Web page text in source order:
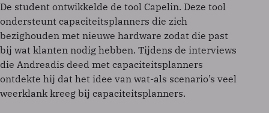
De student ontwikkelde de tool Capelin. Deze tool
ondersteunt capaciteitsplanners die zich
bezighouden met nieuwe hardware zodat die past
bij wat klanten nodig hebben. Tijdens de interviews
die Andreadis deed met capaciteitsplanners
ontdekte hij dat het idee van wat-als scenario’s veel
weerklank kreeg bij capaciteitsplanners.